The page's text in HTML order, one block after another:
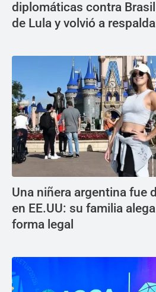
diplomáticas contra
de Lula y volvió a
Una niñera argentina fue
en EE.UU: su familia
forma legal